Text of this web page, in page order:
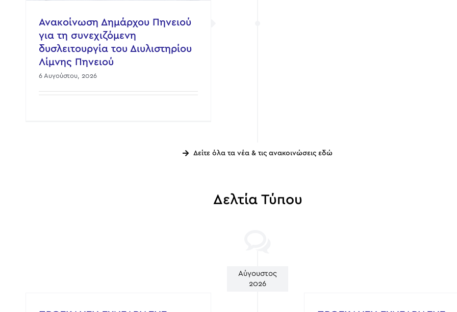
Ανακοίνωση Δημάρχου Πηνειού
για τη συνεχιζόμενη
δυσλειτουργία του Διυλιστηρίου
Λίμνης Πηνειού
6 Αυγούστου, 2026
Δείτε όλα τα νέα & τις ανακοινώσεις εδώ
Δελτία Τύπου
Αύγουστος
2026